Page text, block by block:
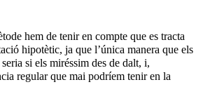
hem de tenir en compte que es tracta
hipotètic, ja que l’única manera que els
si els miréssim des de dalt, i,
regular que mai podríem tenir en la